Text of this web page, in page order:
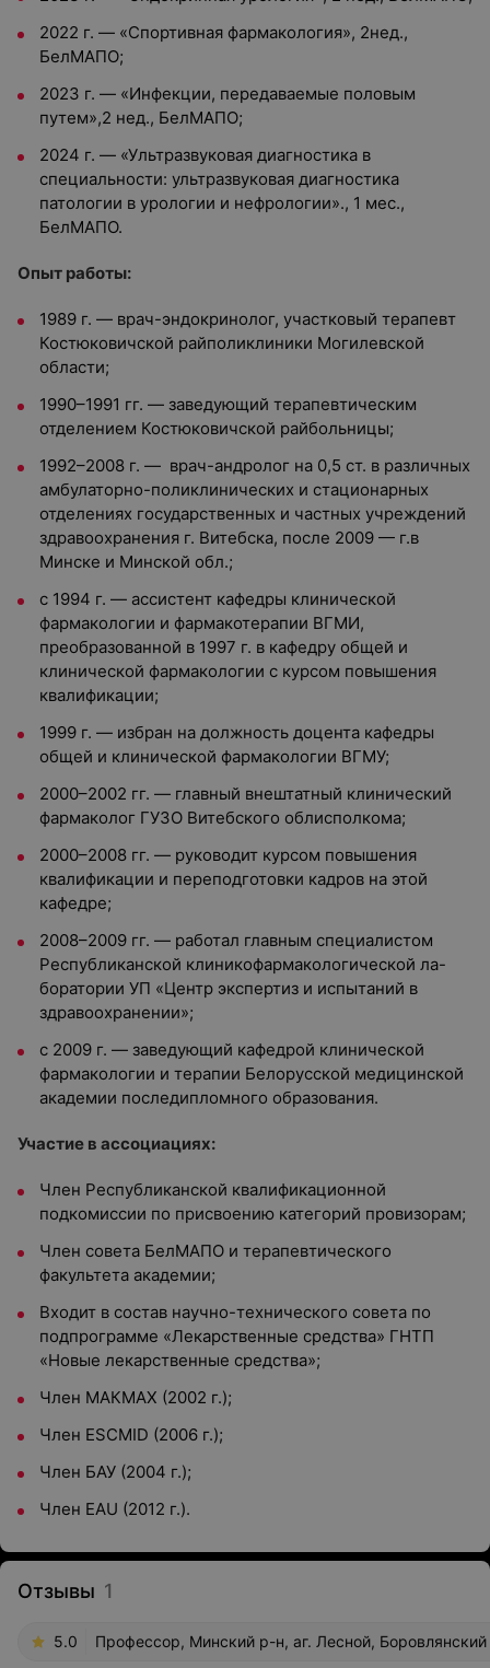
2022 г. — «Спортивная фармакология», 2нед.,
БелМАПО;
2023 г. — «Инфекции, передаваемые половым
путем»,2 нед., БелМАПО;
2024 г. — «Ультразвуковая диагностика в
специальности: ультразвуковая диагностика
патологии в урологии и нефрологии»., 1 мес.,
БелМАПО.
Опыт работы:
1989 г. — врач­-эндокринолог, участковый терапевт
Костюковичской райполиклиники Могилевской
области;
1990–1991 гг. — заведующий терапевтическим
отделением Костюковичской райбольницы;
1992–2008 г. — врач-андролог на 0,5 ст. в различных
амбулаторно-поликлинических и стационарных
отделениях государственных и частных учреждений
здравоохранения г. Витебска, после 2009 — г.в
Минске и Минской обл.;
с 1994 г. — ассистент кафедры клинической
фармакологии и фармакотерапии ВГМИ,
преобразованной в 1997 г. в кафедру общей и
клинической фармакологии с курсом повышения
квалификации;
1999 г. — избран на должность доцента кафедры
общей и клинической фармакологии ВГМУ;
2000–2002 гг. — главный внештатный клинический
фармаколог ГУЗО Витебского облисполкома;
2000–2008 гг. — руководит курсом повышения
квалификации и переподготовки кадров на этой
кафедре;
2008–2009 гг. — работал главным специалистом
Республиканской клинико­фармакологической ла-
боратории УП «Центр экспертиз и испытаний в
здравоохранении»;
с 2009 г. — заведующий кафедрой клинической
фармакологии и терапии Белорусской медицинской
академии последипломного образования.
Участие в ассоциациях:
Член Республиканской квалификационной
подкомиссии по присвоению категорий провизорам;
Член совета БелМАПО и терапевтического
факультета академии;
Входит в состав научно­-технического совета по
подпрограмме «Лекарственные средства» ГНТП
«Новые лекарственные средства»;
Член МАКМАХ (2002 г.);
Член ESCMID (2006 г.);
Член БАУ (2004 г.);
Член EAU (2012 г.).
Отзывы 1
5.0 Профессор, Минский р-н, аг. Лесной, Боровлянский